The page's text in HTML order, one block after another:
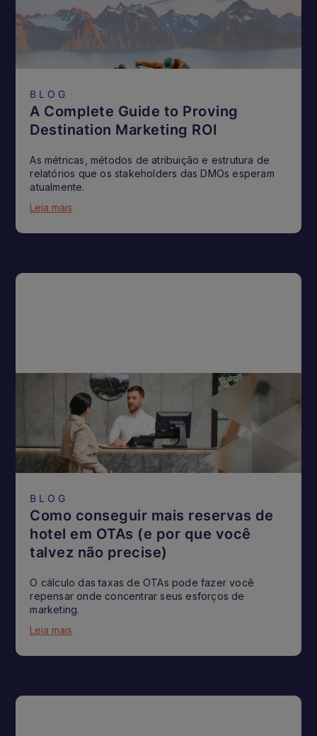
BLOG
A Complete Guide to Proving
Destination Marketing ROI
As métricas, métodos de atribuição e estrutura de
relatórios que os stakeholders das DMOs esperam
atualmente.
Leia mais
BLOG
Como conseguir mais reservas de
hotel em OTAs (e por que você
talvez não precise)
O cálculo das taxas de OTAs pode fazer você
repensar onde concentrar seus esforços de
marketing.
Leia mais